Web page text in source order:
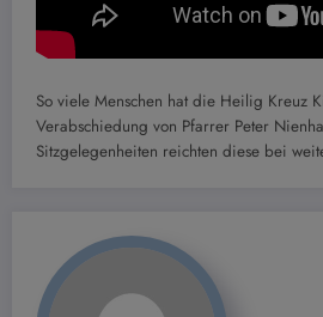
So viele Menschen hat die Heilig Kreuz
Verabschiedung von Pfarrer Peter
Sitzgelegenheiten reichten diese bei